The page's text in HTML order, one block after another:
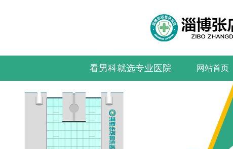
看男科就选专业医院 网站首页